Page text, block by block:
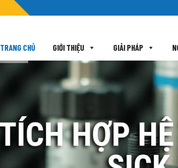
TRANG CHỦ GIỚI THIỆU GIẢI PHÁP